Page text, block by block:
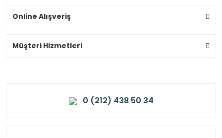
Online Alışveriş
Müşteri Hizmetleri
0 (212) 438 50 34